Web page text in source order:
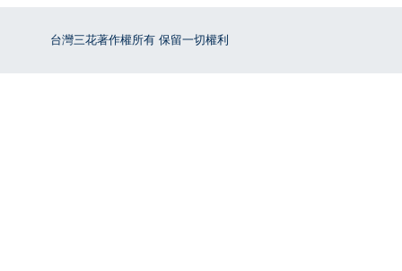
台灣三花著作權所有 保留一切權利